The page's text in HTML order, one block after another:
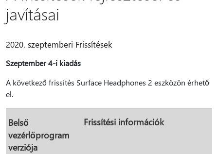
javításai
2020. szeptemberi Frissítések
Szeptember 4-i kiadás
A következő frissítés Surface Headphones 2 eszközön érhető
el.
Belső
vezérlőprogram
verziója
Frissítési információk